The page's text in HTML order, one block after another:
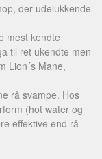
der udelukkende
mest kendte
til ret ukendte men
Lion´s Mane,
rå svampe. Hos
(hot water og
effektive end rå